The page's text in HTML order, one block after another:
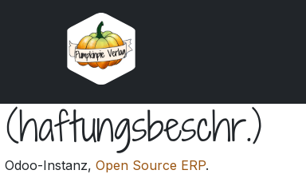
Odoo-Instanz, Open Source ERP.